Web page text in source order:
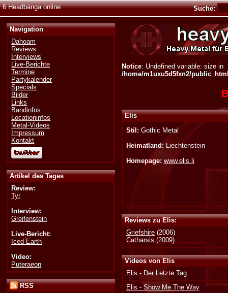
6 Headbänga online Suche:
Navigation
Dahoam
Reviews
Interviews
Live-Berichte
Termine
Partykalender
Specials
Bilder
Links
Bandinfos
Locationinfos
Metal-Videos
Impressum
Kontakt
Artikel des Tages
Review:
Tyr
Interview:
Greifenstein
Live-Bericht:
Iced Earth
Video:
Puteraeon
RSS
Notice: Undefined variable: size in
/home/m1uxu5d5fxn2/
Elis
Stil: Gothic Metal
Heimatland: Liechtenstein
Homepage: www.elis.li
Reviews zu Elis:
Griefshire (2006)
Catharsis (2009)
Videos von Elis
Elis - Der Letzte Tag
Elis - Show Me The Way